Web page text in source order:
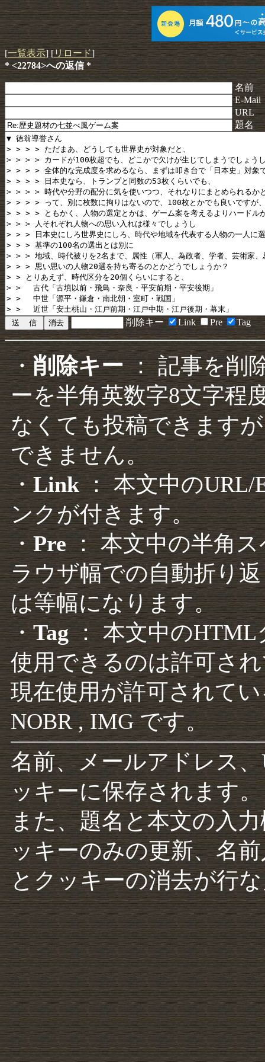
[一覧表示] [リロード]
* <22784>への返信 *
名前
E-Mail
URL
題名
削除キー Link Pre Tag
・削除キー： 記事を削
ーを半角英数字8文字程
なくても投稿できます
できません。
・Link： 本文中のURL/
ンクが付きます。
・Pre： 本文中の半角
ラウザ幅での自動折り
は等幅になります。
・Tag： 本文中のHTML
使用できるのは許可さ
現在使用が許可されて
NOBR , IMG です。
名前、メールアドレス
ッキーに保存されます。
また、題名と本文の入
ッキーのみの更新、名
とクッキーの消去が行